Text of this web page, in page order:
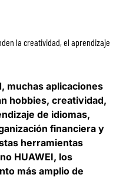
la creatividad, el aprendizaje
muchas aplicaciones
hobbies, creatividad,
de idiomas,
financiera y
herramientas
HUAWEI, los
más amplio de